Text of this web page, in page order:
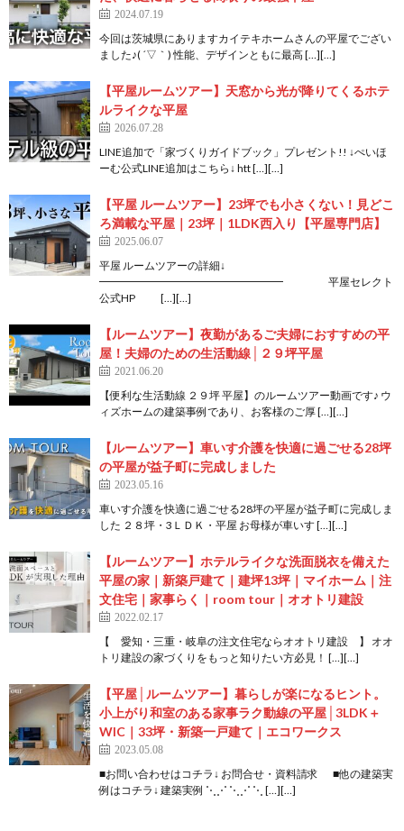
2024.07.19
今回は茨城県にありますカイテキホームさんの平屋でござい
ました♪( ´▽｀) 性能、デザインともに最高 […][…]
【平屋ルームツアー】天窓から光が降りてくるホテ
ルライクな平屋
2026.07.28
LINE追加で「家づくりガイドブック」プレゼント!! ↓ぺいほ
ーむ公式LINE追加はこちら↓ htt […][…]
【平屋 ルームツアー】23坪でも小さくない！見どこ
ろ満載な平屋｜23坪｜1LDK西入り【平屋専門店】
2025.06.07
平屋 ルームツアーの詳細↓
━━━━━━━━━━━━━━━━━ 平屋セレクト
公式HP […][…]
【ルームツアー】夜勤があるご夫婦におすすめの平
屋！夫婦のための生活動線│２９坪平屋
2021.06.20
【便利な生活動線 ２９坪 平屋】のルームツアー動画です♪ ウ
ィズホームの建築事例であり、お客様のご厚 […][…]
【ルームツアー】車いす介護を快適に過ごせる28坪
の平屋が益子町に完成しました
2023.05.16
車いす介護を快適に過ごせる28坪の平屋が益子町に完成しま
した ２８坪・3ＬＤＫ・平屋 お母様が車いす […][…]
【ルームツアー】ホテルライクな洗面脱衣を備えた
平屋の家｜新築戸建て｜建坪13坪｜マイホーム｜注
文住宅｜家事らく｜room tour｜オオトリ建設
2022.02.17
【 愛知・三重・岐阜の注文住宅ならオオトリ建設 】 オオ
トリ建設の家づくりをもっと知りたい方必見！ […][…]
【平屋│ルームツアー】暮らしが楽になるヒント。
小上がり和室のある家事ラク動線の平屋│3LDK＋
WIC｜33坪・新築一戸建て｜エコワークス
2023.05.08
■お問い合わせはコチラ↓ お問合せ・資料請求 ■他の建築実
例はコチラ↓ 建築実例 ⋱⋰ ⋱⋰ ⋱ […][…]